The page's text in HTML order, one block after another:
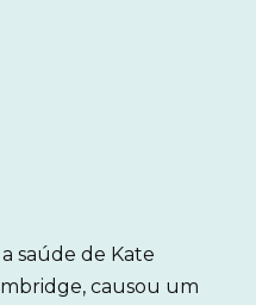
saúde de Kate
causou um